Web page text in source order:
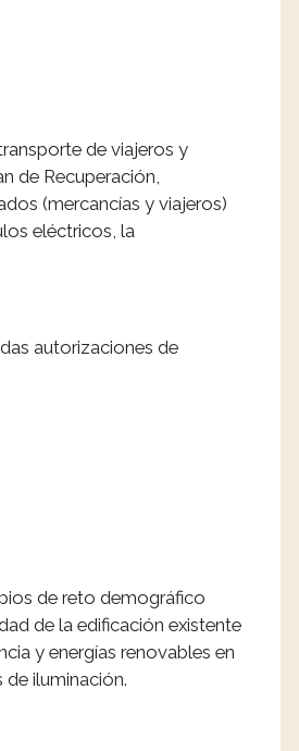
de viajeros y
de Recuperación,
(mercancías y viajeros)
eléctricos, la
autorizaciones de
de reto demográfico
de la edificación existente
y energías renovables en
iluminación.